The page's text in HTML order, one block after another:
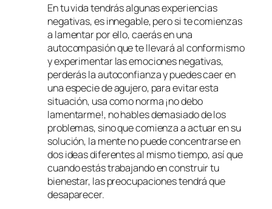
En tu vida tendrás algunas experiencias
negativas, es innegable, pero si te comienzas
a lamentar por ello, caerás en una
autocompasión que te llevará al conformismo
y experimentar las emociones negativas,
perderás la autoconfianza y puedes caer en
una especie de agujero, para evitar esta
situación, usa como norma ¡no debo
lamentarme!, no hables demasiado de los
problemas, sino que comienza a actuar en su
solución, la mente no puede concentrarse en
dos ideas diferentes al mismo tiempo, así que
cuando estás trabajando en construir tu
bienestar, las preocupaciones tendrá que
desaparecer.